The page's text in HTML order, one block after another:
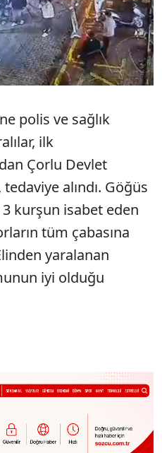
polis ve sağlık
ilk
Çorlu Devlet
alındı. Göğüs
kurşun isabet eden
tüm çabasına
yaralanan
iyi olduğu